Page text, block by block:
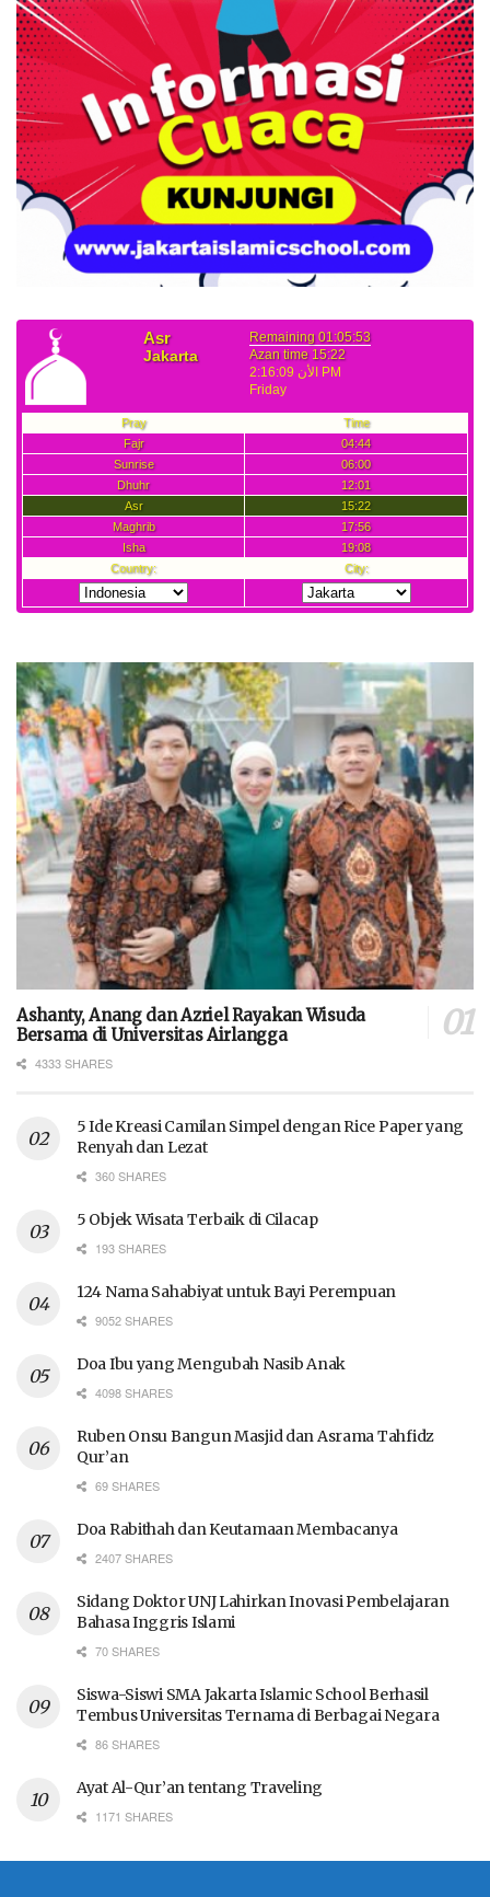
Ashanty, Anang dan Azriel Rayakan Wisuda
Bersama di Universitas Airlangga
4333 SHARES
5 Ide Kreasi Camilan Simpel dengan Rice Paper yang
Renyah dan Lezat
360 SHARES
5 Objek Wisata Terbaik di Cilacap
193 SHARES
124 Nama Sahabiyat untuk Bayi Perempuan
9052 SHARES
Doa Ibu yang Mengubah Nasib Anak
4098 SHARES
Ruben Onsu Bangun Masjid dan Asrama Tahfidz
Qur’an
69 SHARES
Doa Rabithah dan Keutamaan Membacanya
2407 SHARES
Sidang Doktor UNJ Lahirkan Inovasi Pembelajaran
Bahasa Inggris Islami
70 SHARES
Siswa-Siswi SMA Jakarta Islamic School Berhasil
Tembus Universitas Ternama di Berbagai Negara
86 SHARES
Ayat Al-Qur’an tentang Traveling
1171 SHARES